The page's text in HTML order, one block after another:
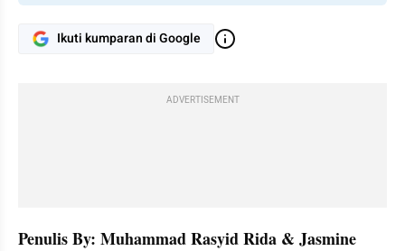
Ikuti kumparan di Google
ADVERTISEMENT
Penulis By: Muhammad Rasyid Rida & Jasmine